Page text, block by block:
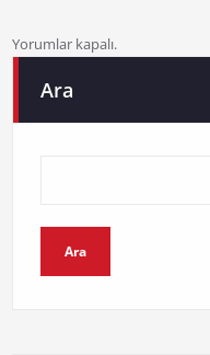
Yorumlar kapalı.
Ara
Ara